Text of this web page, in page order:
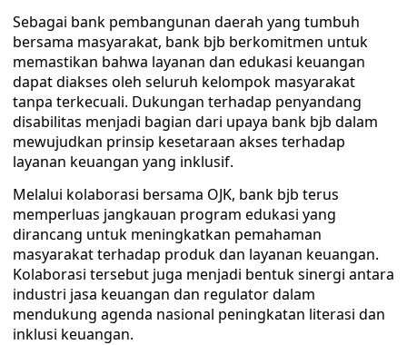
Sebagai bank pembangunan daerah yang tumbuh
bersama masyarakat, bank bjb berkomitmen untuk
memastikan bahwa layanan dan edukasi keuangan
dapat diakses oleh seluruh kelompok masyarakat
tanpa terkecuali. Dukungan terhadap penyandang
disabilitas menjadi bagian dari upaya bank bjb dalam
mewujudkan prinsip kesetaraan akses terhadap
layanan keuangan yang inklusif.
Melalui kolaborasi bersama OJK, bank bjb terus
memperluas jangkauan program edukasi yang
dirancang untuk meningkatkan pemahaman
masyarakat terhadap produk dan layanan keuangan.
Kolaborasi tersebut juga menjadi bentuk sinergi antara
industri jasa keuangan dan regulator dalam
mendukung agenda nasional peningkatan literasi dan
inklusi keuangan.